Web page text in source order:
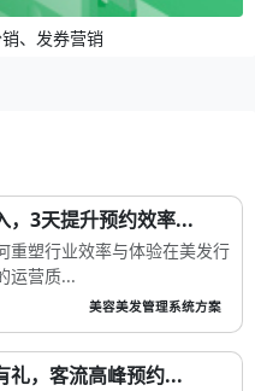
、发券营销
，3天提升预约效率...
重塑行业效率与体验在美发行
运营质...
美容美发管理系统方案
礼，客流高峰预约...